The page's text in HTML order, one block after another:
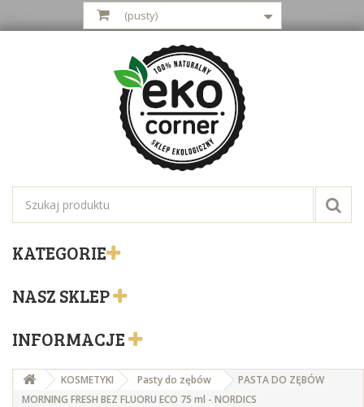
(pusty)
KATEGORIE
NASZ SKLEP
INFORMACJE
KOSMETYKI Pasty do zębów
PASTA DO ZĘBÓW
MORNING FRESH BEZ FLUORU ECO 75 ml - NORDICS